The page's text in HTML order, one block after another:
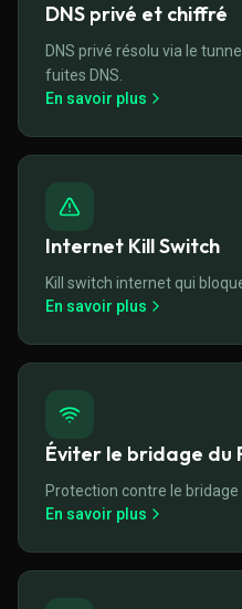
DNS privé et chiffré
DNS privé résolu via le
fuites DNS.
En savoir plus
Internet Kill Switch
Kill switch internet qui
En savoir plus
Éviter le bridage du
Protection contre le bridage
En savoir plus